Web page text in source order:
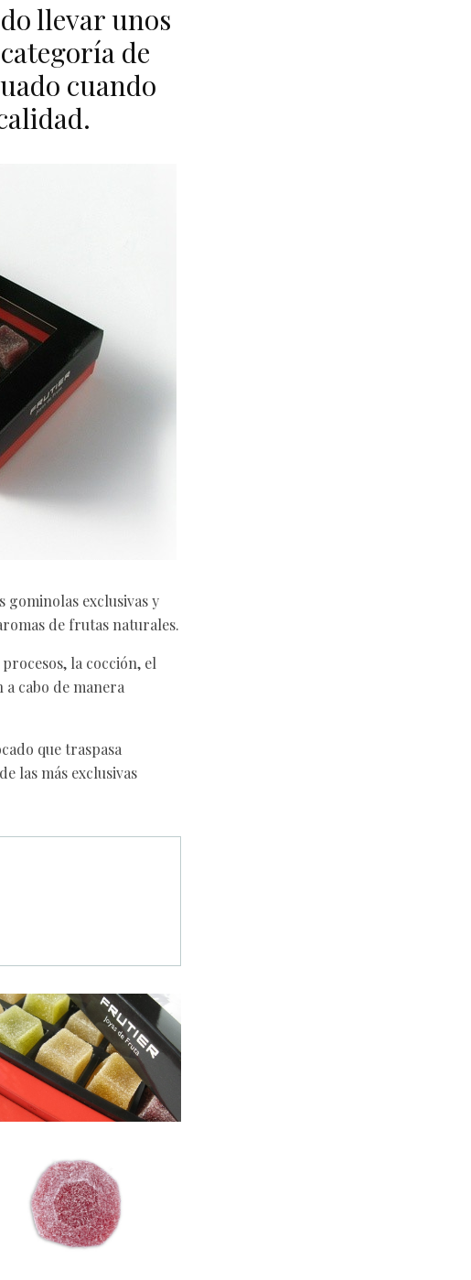
llevar unos
de
cuando
gominolas exclusivas y
de frutas naturales.
la cocción, el
cabo de manera
que traspasa
las más exclusivas